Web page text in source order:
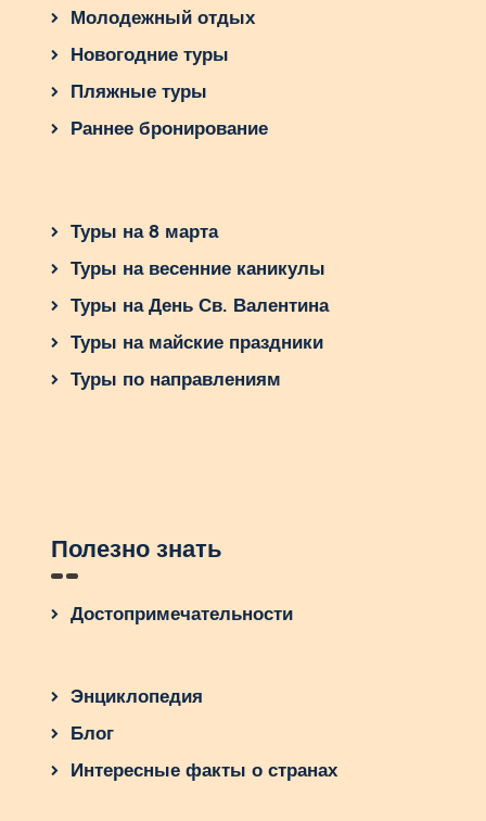
Молодежный отдых
Новогодние туры
Пляжные туры
Раннее бронирование
Туры на 8 марта
Туры на весенние каникулы
Туры на День Св. Валентина
Туры на майские праздники
Туры по направлениям
Полезно знать
Достопримечательности
Энциклопедия
Блог
Интересные факты о странах